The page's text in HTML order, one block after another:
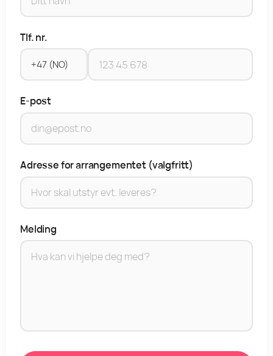
Tlf. nr.
E-post
Adresse for arrangementet (valgfritt)
Melding